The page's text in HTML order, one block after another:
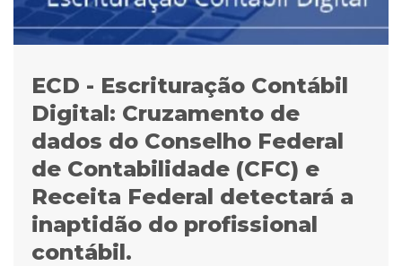
ECD - Escrituração Contábil
Digital: Cruzamento de
dados do Conselho Federal
de Contabilidade (CFC) e
Receita Federal detectará a
inaptidão do profissional
contábil.